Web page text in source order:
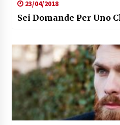
23/04/2018
Sei Domande Per Uno